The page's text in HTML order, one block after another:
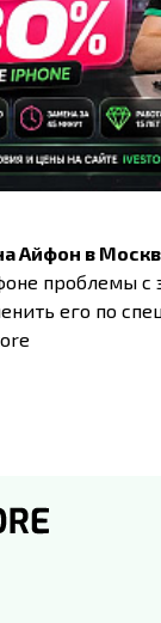
Айфон в
проблемы с
его по